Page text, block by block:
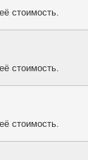
стоимость.
стоимость.
стоимость.